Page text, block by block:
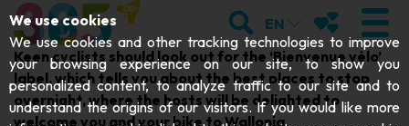
VISIT
SEARCH
EN MY
Keen cyclists should look out for the ‘Bienvenue vélo’
label, which tells you about the best places to stop
overnight, where the hosts will be delighted to
welcome you and your bike to Wallonia.
We use cookies
We use cookies and other tracking technologies to improve
your browsing experience on our site, to show you
personalized content, to analyze traffic to our site and to
understand the origins of our visitors. If you would like more